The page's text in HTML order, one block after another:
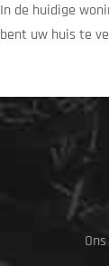
In de huidige
bent uw huis te
huizenmarkt. In